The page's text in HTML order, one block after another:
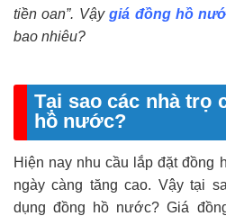
tiền oan”. Vậygiá đồng hồ
bao nhiêu?
Tại sao các nhà trọ
hồ nước?
Hiện nay nhu cầu lắp đặt đồng
ngày càng tăng cao. Vậy tại
dụng đồng hồ nước? Giá